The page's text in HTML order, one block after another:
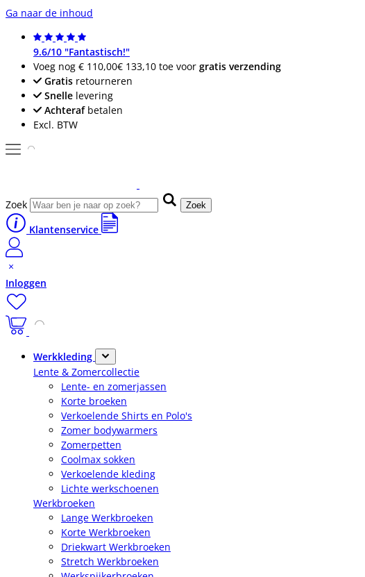
Ga naar de inhoud
9.6/10 "Fantastisch!"
Voeg nog € 110,00€ 133,10 toe voor gratis verzending
Gratis retourneren
Snelle levering
Achterafbetalen
Excl. BTW
Zoek Zoek
Klantenservice
Inloggen
Werkkleding
Lente & Zomercollectie
Lente- en zomerjassen
Korte broeken
Verkoelende Shirts en Polo's
Zomer bodywarmers
Zomerpetten
Coolmax sokken
Verkoelende kleding
Lichte werkschoenen
Werkbroeken
Lange Werkbroeken
Korte Werkbroeken
Driekwart Werkbroeken
Stretch Werkbroeken